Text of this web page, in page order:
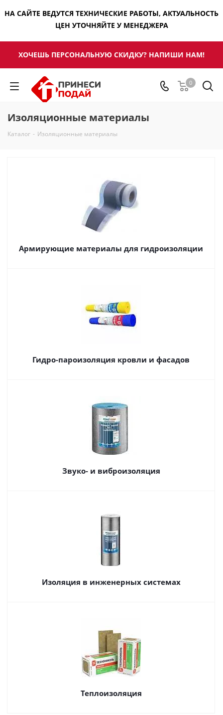
НА САЙТЕ ВЕДУТСЯ ТЕХНИЧЕСКИЕ РАБОТЫ, АКТУАЛЬНОСТЬ
ЦЕН УТОЧНЯЙТЕ У МЕНЕДЖЕРА
ХОЧЕШЬ ПЕРСОНАЛЬНУЮ СКИДКУ? НАПИШИ НАМ!
0
Изоляционные материалы
Каталог - Изоляционные материалы
Армирующие материалы для гидроизоляции
Гидро-пароизоляция кровли и фасадов
Звуко- и виброизоляция
Изоляция в инженерных системах
Теплоизоляция